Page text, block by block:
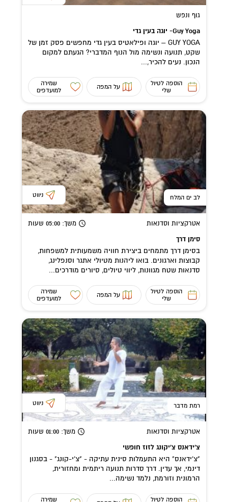
גוף ונפש
Guy Yoga- יוגה בעין גדי
GUY YOGA – יוגה ופילאטיס בעין גדי מחפשים פסק זמן של
שקט, תנועה ונשימה מול הנוף המדברי? הגעתם למקום
הנכון. נעים להכיר,...
הוספה לטיול
שלי
על המפה
שמירה
למועדפים
לב ים המלח ניווט
אטרקציות וסדנאות משך: 05:00 שעות
סימן דרך
בסימן דרך מתמחים ביצירת חוויה משמעותית למשפחות,
קבוצות וארגונים. בואו ליהנות מטיולי אתגר וסנפלינג,
סדנאות שטח מגוונות, ליווי טיולים, סיורים מודרכים...
הוספה לטיול
שלי
על המפה
שמירה
למועדפים
רמת מדבר ניווט
אטרקציות וסדנאות משך: 01:00 שעות
צ'ידאנס צ'יקונג לזוז חופשי
"צ'ידאנס" היא התעמלות סינית עתיקה - "צ'י-קונג" - בסגנון
דינמי, אך עדין. דרך סדרות תנועה ריתמית ומחזורית,
הרמונית וזורמת, נלמד נשימה...
הוספה לטיול שמירה